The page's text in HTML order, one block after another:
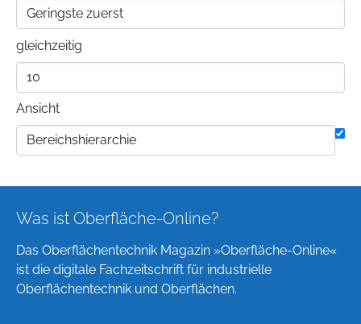
gleichzeitig
Ansicht
Was ist Oberfläche-Online?
Das Oberflächentechnik Magazin »Oberfläche-Online«
ist die digitale Fachzeitschrift für industrielle
Oberflächentechnik und Oberflächen.